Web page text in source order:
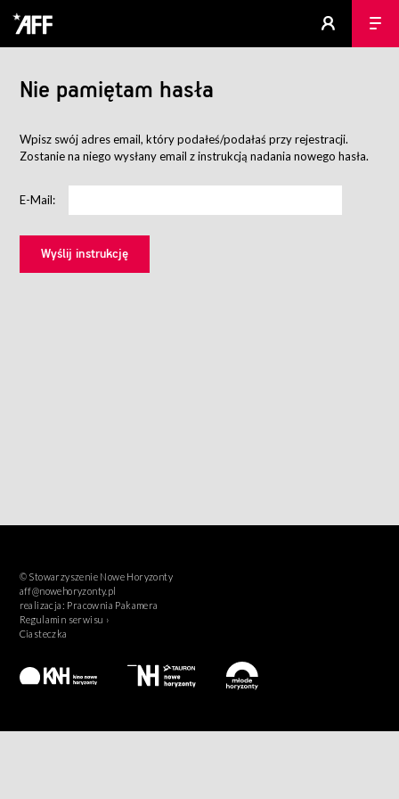
Nie pamiętam hasła
Wpisz swój adres email, który podałeś/podałaś przy rejestracji.
Zostanie na niego wysłany email z instrukcją nadania nowego hasła.
E-Mail:
© Stowarzyszenie Nowe Horyzonty
aff@nowehoryzonty.pl
realizacja: Pracownia Pakamera
Regulamin serwisu ›
Ciasteczka